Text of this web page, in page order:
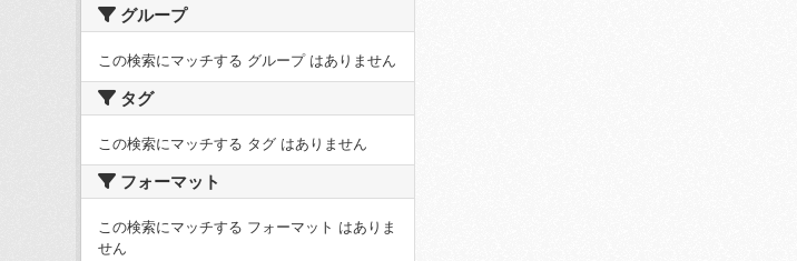
グループ
この検索にマッチする グループ はありません
タグ
この検索にマッチする タグ はありません
フォーマット
この検索にマッチする フォーマット はありま
せん